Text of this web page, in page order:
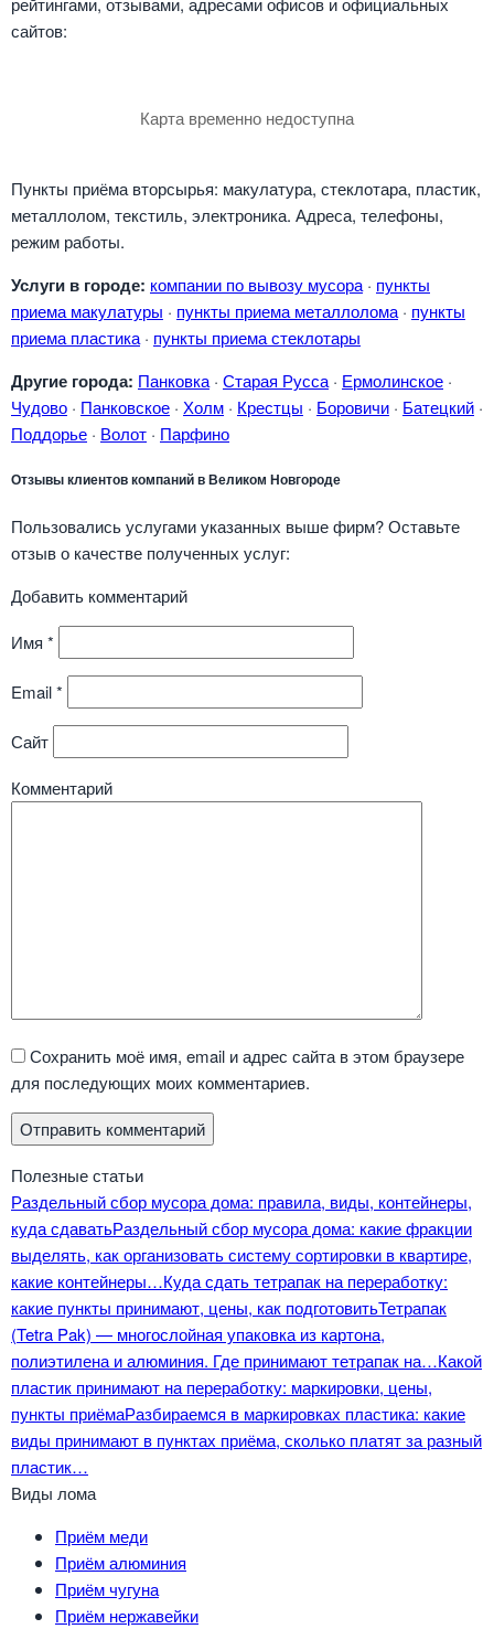
сайтов:
Карта временно недоступна
Пункты приёма вторсырья: макулатура, стеклотара, пластик,
металлолом, текстиль, электроника. Адреса, телефоны,
режим работы.
Услуги в городе: компании по вывозу мусора · пункты
приема макулатуры · пункты приема металлолома · пункты
приема пластика · пункты приема стеклотары
Другие города: Панковка · Старая Русса · Ермолинское ·
Чудово · Панковское · Холм · Крестцы · Боровичи · Батецкий ·
Поддорье · Волот · Парфино
Отзывы клиентов компаний в Великом Новгороде
Пользовались услугами указанных выше фирм? Оставьте
отзыв о качестве полученных услуг:
Добавить комментарий
Имя *
Email*
Сайт
Комментарий
Сохранить моё имя, email и адрес сайта в этом браузере
для последующих моих комментариев.
Полезные статьи
Раздельный сбор мусора дома: правила, виды, контейнеры,
куда сдаватьРаздельный сбор мусора дома: какие фракции
выделять, как организовать систему сортировки в квартире,
какие контейнеры…Куда сдать тетрапак на переработку:
какие пункты принимают, цены, как подготовитьТетрапак
(Tetra Pak) — многослойная упаковка из картона,
полиэтилена и алюминия. Где принимают тетрапак на…Какой
пластик принимают на переработку: маркировки, цены,
пункты приёмаРазбираемся в маркировках пластика: какие
виды принимают в пунктах приёма, сколько платят за разный
пластик…
Виды лома
Приём меди
Приём алюминия
Приём чугуна
Приём нержавейки